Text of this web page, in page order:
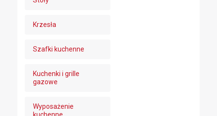
Krzesła
Szafki kuchenne
Kuchenki i grille
gazowe
Wyposażenie